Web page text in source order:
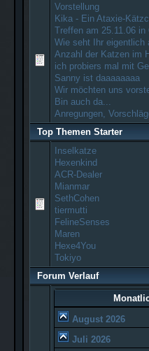
Vorstellung
Kika - Ein Ataxie-
Treffen am 25.11.06 in
Wie seht Ihr eigentlich
Anzahl der Katzen im
ich probiers mal mit
Sanny ist daaaaaaaa
Wir möchten uns
Bin auch da...
Anregungen,
Top Themen Starter
Inselkatze
Hexenkind
ACR-Dealer
Mianmar
SethCohen
tiermutti
FelineSenses
Maren
Hexe4You
Tokiyo
Forum Verlauf
August 2026
Juli 2026